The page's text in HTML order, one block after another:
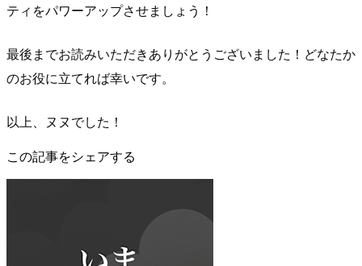
ティをパワーアップさせましょう！
最後までお読みいただきありがとうございました！どなたか
のお役に立てれば幸いです。
以上、ヌヌでした！
この記事をシェアする